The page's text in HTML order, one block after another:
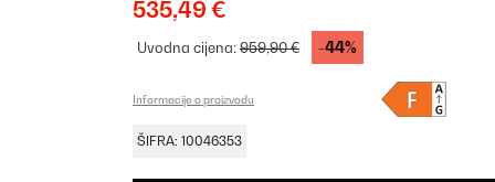
535,49 €
Uvodna cijena:959,90 € -44%
Informacije o proizvodu
ŠIFRA: 10046353